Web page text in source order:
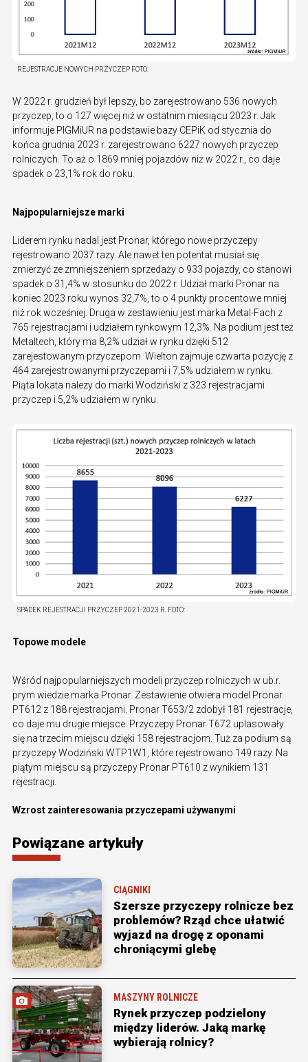
REJESTRACJE NOWYCH PRZYCZEP FOTO:
W 2022 r. grudzień był lepszy, bo zarejestrowano 536 nowych
przyczep, to o 127 więcej niż w ostatnim miesiącu 2023 r. Jak
informuje PIGMiUR na podstawie bazy CEPiK od stycznia do
końca grudnia 2023 r. zarejestrowano 6227 nowych przyczep
rolniczych. To aż o 1869 mniej pojazdów niż w 2022 r., co daje
spadek o 23,1% rok do roku.
Najpopularniejsze marki
Liderem rynku nadal jest Pronar, którego nowe przyczepy
rejestrowano 2037 razy. Ale nawet ten potentat musiał się
zmierzyć ze zmniejszeniem sprzedaży o 933 pojazdy, co stanowi
spadek o 31,4% w stosunku do 2022 r. Udział marki Pronar na
koniec 2023 roku wynos 32,7%, to o 4 punkty procentowe mniej
niż rok wcześniej. Druga w zestawieniu jest marka Metal-Fach z
765 rejestracjami i udziałem rynkowym 12,3%. Na podium jest też
Metaltech, który ma 8,2% udział w rynku dzięki 512
zarejestowanym przyczepom. Wielton zajmuje czwarta pozycję z
464 zarejestrowanymi przyczepami i 7,5% udziałem w rynku.
Piąta lokata nalezy do marki Wodziński z 323 rejestracjami
przyczep i 5,2% udziałem w rynku.
SPADEK REJESTRACJI PRZYCZEP 2021-2023 R. FOTO:
Topowe modele
Wśród najpopularniejszych modeli przyczep rolniczych w ub.r.
prym wiedzie marka Pronar. Zestawienie otwiera model Pronar
PT612 z 188 rejestracjami. Pronar T653/2 zdobył 181 rejestracje,
co daje mu drugie miejsce. Przyczepy Pronar T672 uplasowały
się na trzecim miejscu dzięki 158 rejestracjom. Tuż za podium są
przyczepy Wodziński WTP1W1, które rejestrowano 149 razy. Na
piątym miejscu są przyczepy Pronar PT610 z wynikiem 131
rejestracji.
Wzrost zainteresowania przyczepami używanymi
Powiązane artykuły
CIĄGNIKI
Szersze przyczepy rolnicze bez
problemów? Rząd chce ułatwić
wyjazd na drogę z oponami
chroniącymi glebę
MASZYNY ROLNICZE
Rynek przyczep podzielony
między liderów. Jaką markę
wybierają rolnicy?